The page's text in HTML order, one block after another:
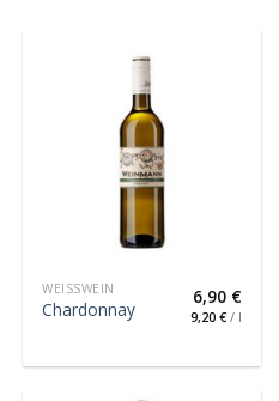
WEISSWEIN
Chardonnay
6,90 €
9,20 €/ l